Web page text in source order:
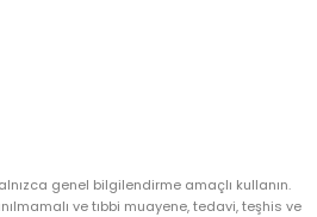
genel bilgilendirme amaçlı kullanın.
ve tıbbi muayene, tedavi, teşhis ve